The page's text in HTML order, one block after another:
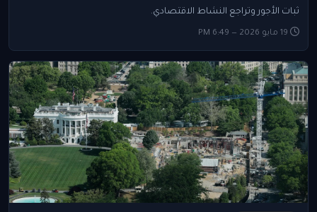
ثبات الأجور وتراجع النشاط الاقتصادي.